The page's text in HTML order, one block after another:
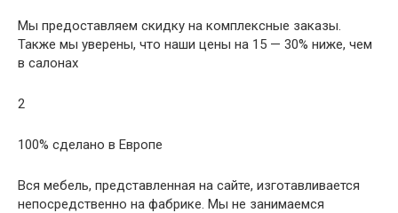
Мы предоставляем скидку на комплексные заказы.
Также мы уверены, что наши цены на 15 — 30% ниже, чем
в салонах
2
100% сделано в Европе
Вся мебель, представленная на сайте, изготавливается
непосредственно на фабрике. Мы не занимаемся